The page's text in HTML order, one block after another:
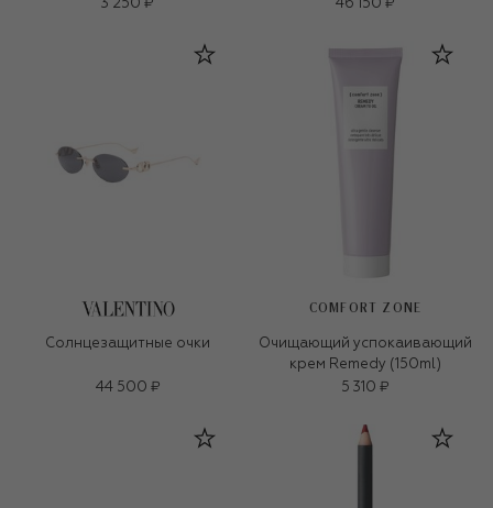
3 250 ₽
46 150 ₽
Солнцезащитные очки
44 500 ₽
COMFORT ZONE
Очищающий успокаивающий
крем Remedy (150ml)
5 310 ₽